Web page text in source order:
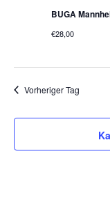
August
2023
BUGA
€28,00
Vorheriger Tag